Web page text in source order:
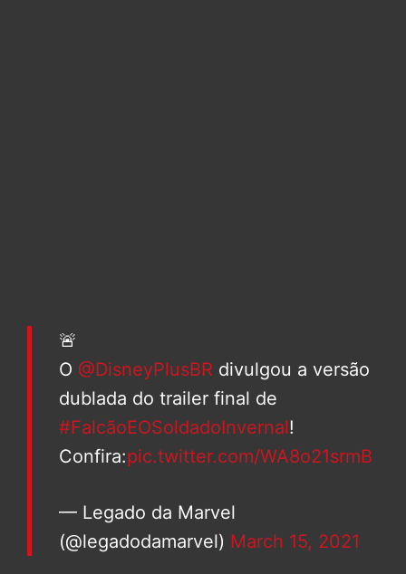
🚨
O @DisneyPlusBR divulgou a versão
dublada do trailer final de
#FalcãoEOSoldadoInvernal!
Confira:pic.twitter.com/WA8o21srmB
— Legado da Marvel
(@legadodamarvel) March 15, 2021